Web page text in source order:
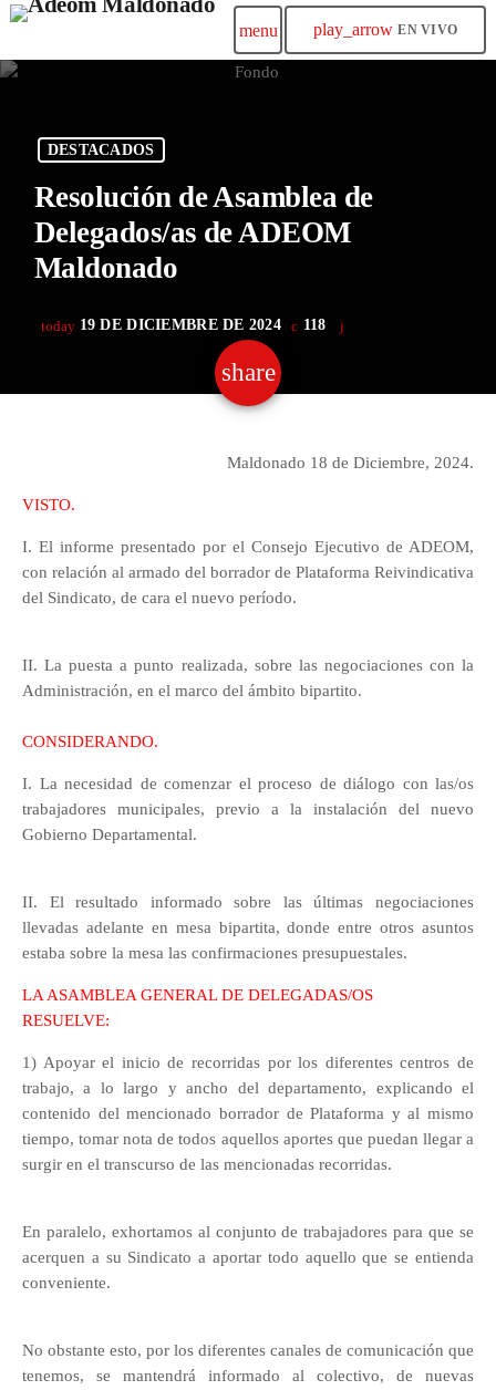
menu play_arrow EN VIVO
DESTACADOS
Resolución de Asamblea de
Delegados/as de ADEOM
Maldonado
today 19 DE DICIEMBRE DE 2024 118
share
email
Maldonado 18 de Diciembre, 2024.
VISTO.
I. El informe presentado por el Consejo Ejecutivo de ADEOM,
con relación al armado del borrador de Plataforma Reivindicativa
del Sindicato, de cara el nuevo período.
II. La puesta a punto realizada, sobre las negociaciones con la
Administración, en el marco del ámbito bipartito.
CONSIDERANDO.
I. La necesidad de comenzar el proceso de diálogo con las/os
trabajadores municipales, previo a la instalación del nuevo
Gobierno Departamental.
II. El resultado informado sobre las últimas negociaciones
llevadas adelante en mesa bipartita, donde entre otros asuntos
estaba sobre la mesa las confirmaciones presupuestales.
LA ASAMBLEA GENERAL DE DELEGADAS/OS
RESUELVE:
1) Apoyar el inicio de recorridas por los diferentes centros de
trabajo, a lo largo y ancho del departamento, explicando el
contenido del mencionado borrador de Plataforma y al mismo
tiempo, tomar nota de todos aquellos aportes que puedan llegar a
surgir en el transcurso de las mencionadas recorridas.
En paralelo, exhortamos al conjunto de trabajadores para que se
acerquen a su Sindicato a aportar todo aquello que se entienda
conveniente.
No obstante esto, por los diferentes canales de comunicación que
tenemos, se mantendrá informado al colectivo, de nuevas